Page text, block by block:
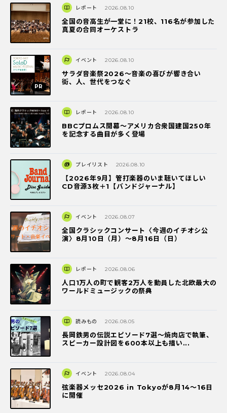
レポート 2026.08.10
全国の音高生が一堂に！21校、116名が参加した
真夏の合同オーケストラ
イベント 2026.08.10
サラダ音楽祭2026～音楽の喜びが響き合い
街、人、世代をつなぐ
レポート 2026.08.10
BBCプロムス開幕～アメリカ合衆国建国250年
を記念する曲目が多く登場
プレイリスト 2026.08.10
【2026年9月】管打楽器のいま聴いてほしい
CD音源3枚＋1【バンドジャーナル】
イベント 2026.08.07
全国クラシックコンサート〈今週のイチオシ公
演〉8月10日（月）～8月16日（日）
レポート 2026.08.06
人口1万人の町で観客2万人を動員した北欧最大の
ワールドミュージックの祭典
読みもの 2026.08.05
長岡鉄男の伝説エピソード7選〜焼肉店で執筆、
スピーカー設計図を600本以上も描い...
イベント 2026.08.04
弦楽器メッセ2026 in Tokyoが8月14～16日
に開催